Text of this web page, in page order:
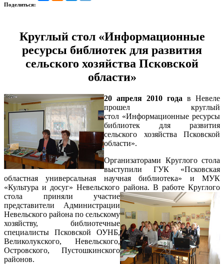
Поделиться:
Круглый стол «Информационные
ресурсы библиотек для развития
сельского хозяйства Псковской
области»
20 апреля 2010 года в Невеле
прошел круглый
стол «Информационные ресурсы
библиотек для развития
сельского хозяйства Псковской
области».
Организаторами Круглого стола
выступили ГУК «Псковская
областная универсальная научная библиотека» и МУК
«Культура и досуг» Невельского района. В работе Круглого
стола приняли участие
представители Администрации
Невельского района по сельскому
хозяйству, библиотечные
специалисты Псковской ОУНБ,
Великолукского, Невельского,
Островского, Пустошкинского
районов.